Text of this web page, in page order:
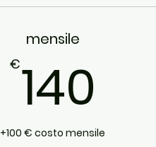
mensile
€140
+100 € costo mensile